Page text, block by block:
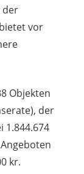
der
vor
Objekten
der
1.844.674
kr.